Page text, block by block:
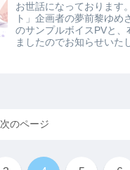
お世話になっております
ト」企画者の夢前黎ゆめ
のサンプルボイスPVと、
ましたのでお知らせいた
次のページ